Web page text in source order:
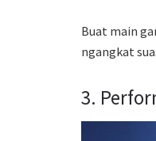
Buat main
ngangkat
3.